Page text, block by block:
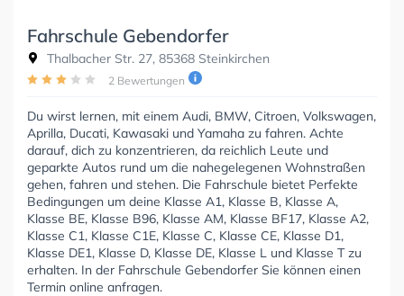
Fahrschule Gebendorfer
Thalbacher Str. 27, 85368 Steinkirchen
2 Bewertungen
Du wirst lernen, mit einem Audi, BMW, Citroen, Volkswagen,
Aprilla, Ducati, Kawasaki und Yamaha zu fahren. Achte
darauf, dich zu konzentrieren, da reichlich Leute und
geparkte Autos rund um die nahegelegenen Wohnstraßen
gehen, fahren und stehen. Die Fahrschule bietet Perfekte
Bedingungen um deine Klasse A1, Klasse B, Klasse A,
Klasse BE, Klasse B96, Klasse AM, Klasse BF17, Klasse A2,
Klasse C1, Klasse C1E, Klasse C, Klasse CE, Klasse D1,
Klasse DE1, Klasse D, Klasse DE, Klasse L und Klasse T zu
erhalten. In der Fahrschule Gebendorfer Sie können einen
Termin online anfragen.